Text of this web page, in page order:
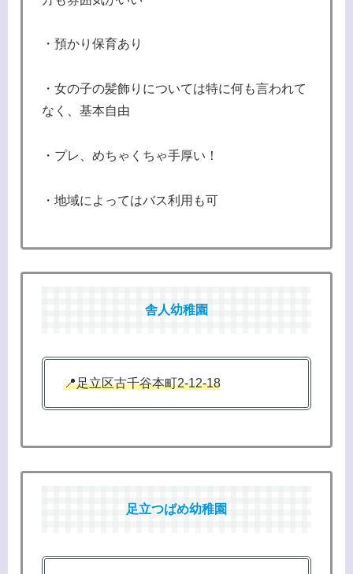
・預かり保育あり
・女の子の髪飾りについては特に何も言われて
なく、基本自由
・プレ、めちゃくちゃ手厚い！
・地域によってはバス利用も可
舎人幼稚園
📍足立区古千谷本町2-12-18
足立つばめ幼稚園